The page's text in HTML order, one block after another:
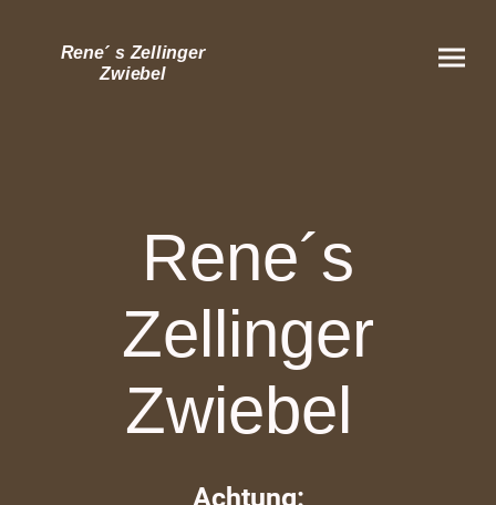
Rene´ s Zellinger
Zwiebel
Rene´s
Zellinger
Zwiebel
Achtung: